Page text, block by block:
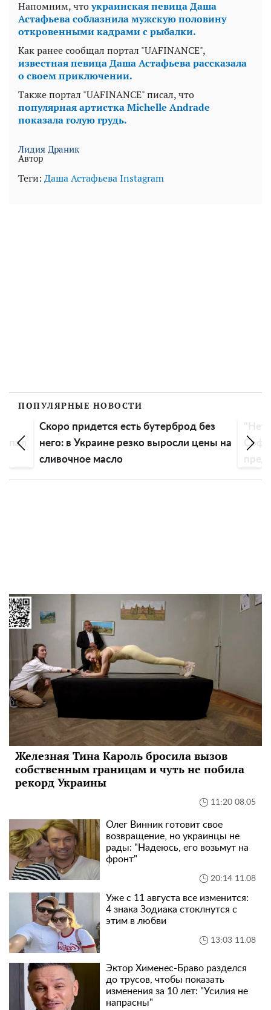
Напомним, чтоукраинская певица Даша
Астафьева соблазнила мужскую половину
откровенными кадрами с рыбалки.
Как ранее сообщал портал "UAFINANCE",
известная певица Даша Астафьева рассказала
о своем приключении.
Также портал "UAFINANCE" писал, что
популярная артистка Michelle Andrade
показала голую грудь.
Лидия Драник
Автор
Теги: Даша АстафьеваInstagram
ПОПУЛЯРНЫЕ НОВОСТИ
Скоро придется есть бутерброд без
него: в Украине резко выросли цены на
сливочное масло
Железная Тина Кароль бросила вызов
собственным границам и чуть не побила
рекорд Украины
11:20 08.05
Олег Винник готовит свое
возвращение, но украинцы не
рады: "Надеюсь, его возьмут на
фронт"
20:14 11.08
Уже с 11 августа все изменится:
4 знака Зодиака стоклнутся с
этим в любви
13:03 11.08
Эктор Хименес-Браво разделся
до трусов, чтобы показать
изменения за 10 лет: "Усилия не
напрасны"